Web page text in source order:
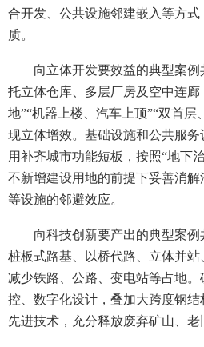
合开发、公共设施邻建嵌入等方
质。
向立体开发要效益的典型案例
托立体仓库、多层厂房及空中连
地”“机器上楼、汽车上顶”“双首
现立体增效。基础设施和公共服务
用补齐城市功能短板，按照“地下
不新增建设用地的前提下妥善消
等设施的邻避效应。
向科技创新要产出的典型案例
桩板式路基、以桥代路、立体并
减少铁路、公路、变电站等占地
控、数字化设计，叠加大跨度钢
先进技术，充分释放废弃矿山、老